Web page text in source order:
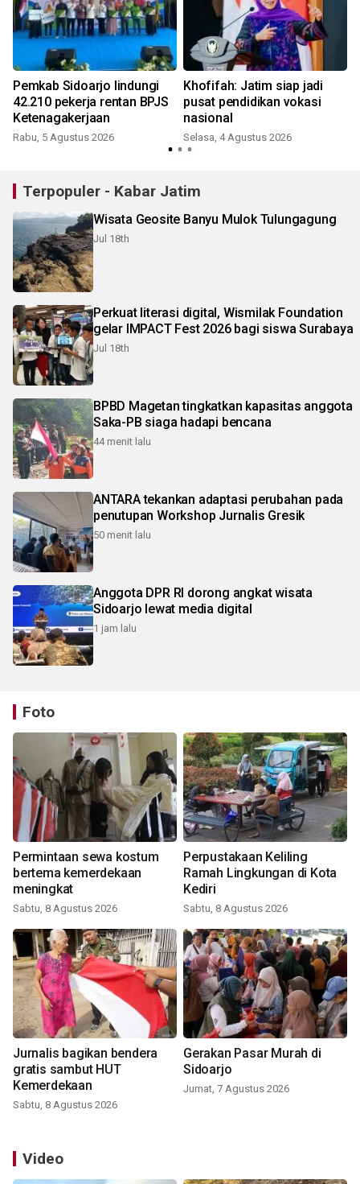
Pemkab Sidoarjo lindungi
42.210 pekerja rentan BPJS
Ketenagakerjaan
Rabu, 5 Agustus 2026
Khofifah: Jatim siap jadi
pusat pendidikan vokasi
nasional
Selasa, 4 Agustus 2026
Terpopuler - Kabar Jatim
Wisata Geosite Banyu Mulok Tulungagung
Jul 18th
Perkuat literasi digital, Wismilak Foundation
gelar IMPACT Fest 2026 bagi siswa Surabaya
Jul 18th
BPBD Magetan tingkatkan kapasitas anggota
Saka-PB siaga hadapi bencana
44 menit lalu
ANTARA tekankan adaptasi perubahan pada
penutupan Workshop Jurnalis Gresik
50 menit lalu
Anggota DPR RI dorong angkat wisata
Sidoarjo lewat media digital
1 jam lalu
Foto
Permintaan sewa kostum
bertema kemerdekaan
meningkat
Sabtu, 8 Agustus 2026
Perpustakaan Keliling
Ramah Lingkungan di Kota
Kediri
Sabtu, 8 Agustus 2026
Jurnalis bagikan bendera
gratis sambut HUT
Kemerdekaan
Sabtu, 8 Agustus 2026
Gerakan Pasar Murah di
Sidoarjo
Jumat, 7 Agustus 2026
Video